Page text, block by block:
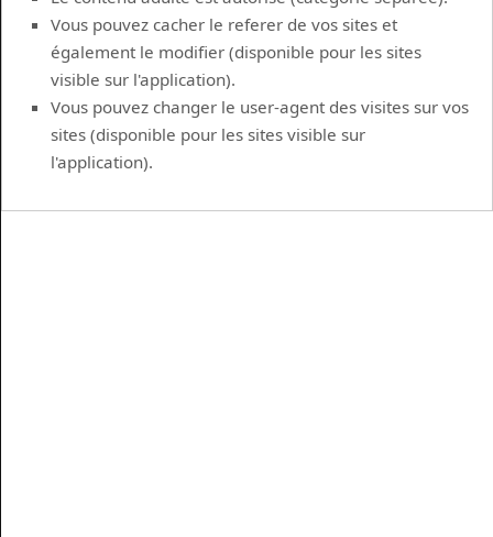
Vous pouvez cacher le referer de vos sites et
également le modifier (disponible pour les sites
visible sur l'application).
Vous pouvez changer le user-agent des visites sur vos
sites (disponible pour les sites visible sur
l'application).